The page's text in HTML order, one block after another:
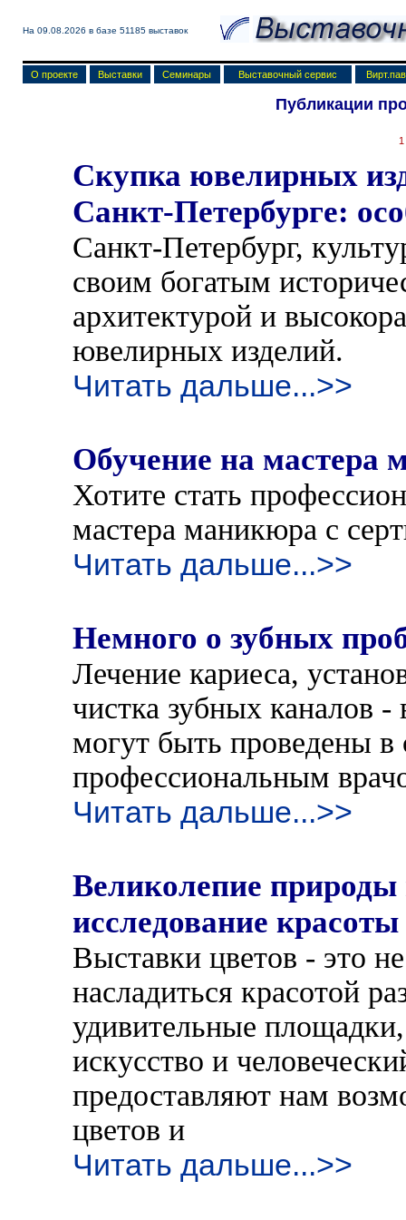
На 09.08.2026 в базе 51185 выставок
О проекте Выставки Семинары Выставочный сервис
Публикации
1
Скупка ювелирных
Санкт-Петербурге:
Санкт-Петербург,
своим богатым
архитектурой и
ювелирных изделий.
Читать дальше...>>
Обучение на мастера
Хотите стать
мастера маникюра с
Читать дальше...>>
Немного о зубных
Лечение кариеса,
чистка зубных каналов
могут быть проведены в
профессиональным
Читать дальше...>>
Великолепие природы
исследование
Выставки цветов - это
насладиться красотой
удивительные
искусство и
предоставляют нам
цветов и
Читать дальше...>>